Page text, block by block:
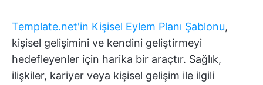
Template.net'in Kişisel Eylem Planı Şablonu,
kişisel gelişimini ve kendini geliştirmeyi
hedefleyenler için harika bir araçtır. Sağlık,
ilişkiler, kariyer veya kişisel gelişim ile ilgili